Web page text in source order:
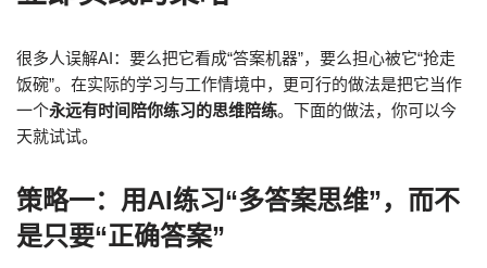
很多人误解AI：要么把它看成“答案机器”，要么担心被它“抢走
饭碗”。在实际的学习与工作情境中，更可行的做法是把它当作
一个永远有时间陪你练习的思维陪练。下面的做法，你可以今
天就试试。
策略一：用AI练习“多答案思维”，而不
是只要“正确答案”